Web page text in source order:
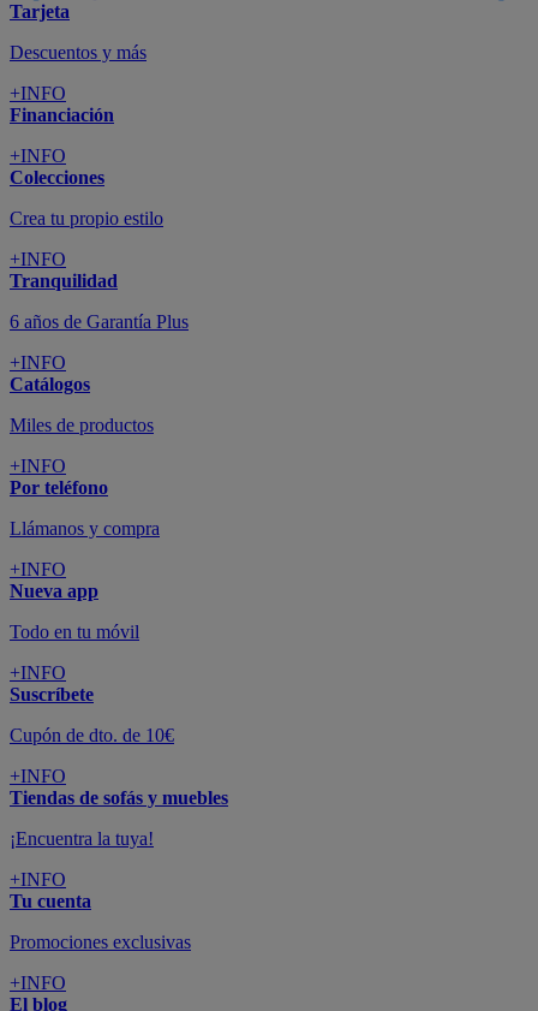
Tarjeta
Descuentos y más
+INFO
Financiación
+INFO
Colecciones
Crea tu propio estilo
+INFO
Tranquilidad
6 años de Garantía Plus
+INFO
Catálogos
Miles de productos
+INFO
Por teléfono
Llámanos y compra
+INFO
Nueva app
Todo en tu móvil
+INFO
Suscríbete
Cupón de dto. de 10€
+INFO
Tiendas de sofás y muebles
¡Encuentra la tuya!
+INFO
Tu cuenta
Promociones exclusivas
+INFO
El blog